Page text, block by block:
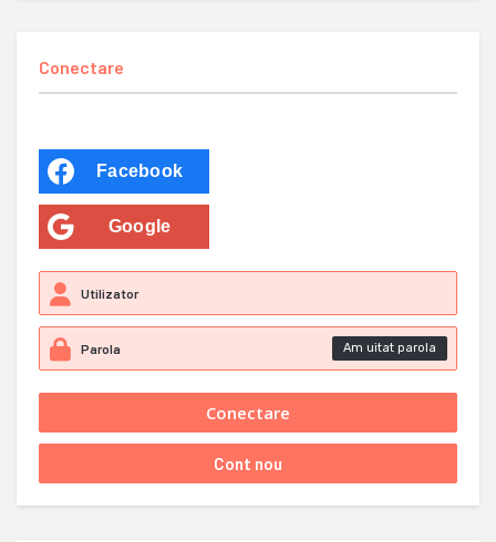
Conectare
Facebook
Google
Am uitat parola